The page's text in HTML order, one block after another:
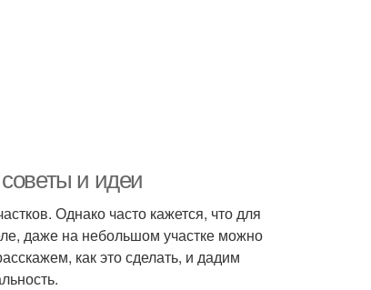
и идеи
Однако часто кажется, что для
даже на небольшом участке можно
как это сделать, и дадим